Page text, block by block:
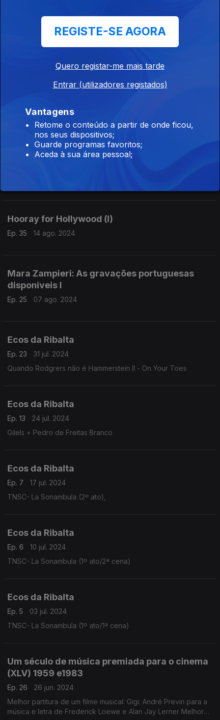
Rodgers & Hammerstein (1)
Drury Lane dos 80 anos da formação da mais famosa dupla do
Ep. 38
28 ago. 2024
Quando Rodgers não é Hammerstein (III): Babes in Arrms
Hooray for Hollywood (I)
Ep. 35 14 ago. 2024
Mara Zampieri: As gravações portuguesas
disponiveis I
Ep. 25 07 ago. 2024
Ecos da Ribalta
Ep. 23
31 jul. 2024
Quando Rodgrers não é Hammerstein II - On Your Toes
Ecos da Ribalta
Ep. 13
24 jul. 2024
Gilels + Pedro de Freitas Branco
Ecos da Ribalta
Ep. 7
17 jul. 2024
TNSC- La Sonambula (2º ato),
Ecos da Ribalta
Ep. 6
10 jul. 2024
TNSC- La Sonambula (1º ato/2ª cena)
Ecos da Ribalta
Ep. 5
03 jul. 2024
TNSC- La Sonambula (1º ato/1ª cena)
Um século de música premiada para o cinema
(XLV) 1959 e1983
Ep. 26
26 jun. 2024
Melhor partitura de um filme musical: Gigi: André Previn para a
música e letra de Frederick Loewe e Alan Jay Lerner Melhor
REGISTE-SE AGORA
Quero registar-me mais tarde
Entrar (utilizadores registados)
Vantagens
Retome o conteúdo a partir de onde ficou,
nos seus dispositivos;
Guarde programas favoritos;
Aceda à sua área pessoal;